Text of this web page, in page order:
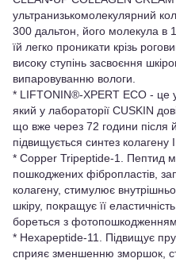
ультранизькомолекулярний
300 дальтон, його молекула в
їй легко проникати крізь
високу ступiнь засвоєння
випаровуванню вологи.
* LIFTONIN®-XPERT ECO - це
який у лабораторії CUSKIN
що вже через 72 години після
підвищується синтез колагену І
* Copper Tripeptide-1. Пептид
пошкоджених фiбропластiв,
колагену, стимулює
шкіру, покращує її
бореться з фотопошкодженням.
* Hexapeptide-11. Підвищує
сприяє зменшенню зморшок,